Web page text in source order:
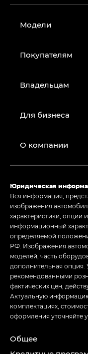
Модели
Покупателям
Владельцам
Для бизнеса
О компании
Юридическая
Вся информация,
изображения
характеристики, опции
информационный
определяемой
РФ. Изображения
моделей, часть
дополнительная опция.
рекомендованными
фактических цен,
Актуальную
комплектациях,
оформления уточняйте
Общее